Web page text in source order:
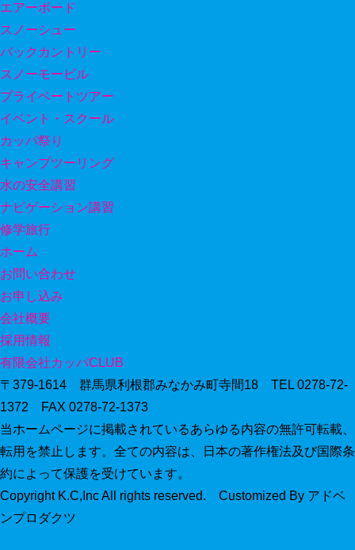
エアーボード
スノーシュー
バックカントリー
スノーモービル
プライベートツアー
イベント・スクール
カッパ祭り
キャンプツーリング
水の安全講習
ナビゲーション講習
修学旅行
ホーム
お問い合わせ
お申し込み
会社概要
採用情報
有限会社カッパCLUB
〒379-1614 群馬県利根郡みなかみ町寺間18 TEL 0278-72-
1372 FAX 0278-72-1373
当ホームページに掲載されているあらゆる内容の無許可転載、
転用を禁止します。全ての内容は、日本の著作権法及び国際条
約によって保護を受けています。
Copyright K.C,Inc All rights reserved. Customized By アドベ
ンプロダクツ